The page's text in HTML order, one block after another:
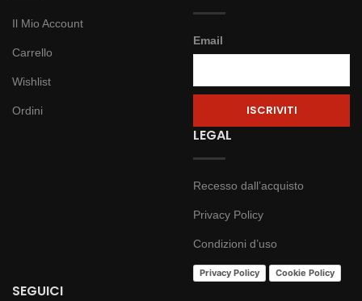
Il Mio Account
Carrello
Wishlist
Ordini
Email
LEGAL
Recesso dall’acquisto
Privacy Policy
Condizioni d’uso
Privacy Policy Cookie Policy
SEGUICI